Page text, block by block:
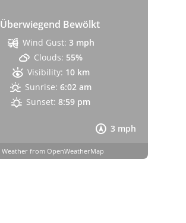
Überwiegend Bewölkt
3 mph
Wind Gust: 3 mph
Clouds: 55%
Visibility: 10 km
Sunrise: 6:02 am
Sunset: 8:59 pm
Weather from OpenWeatherMap